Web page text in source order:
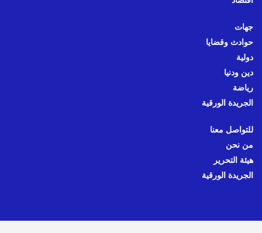
جهات
حوادث وقضايا
دولية
دين ودنيا
رياضة
الجريدة الورقية
للتواصل معنا
من نحن
هيئة التحرير
الجريدة الورقية